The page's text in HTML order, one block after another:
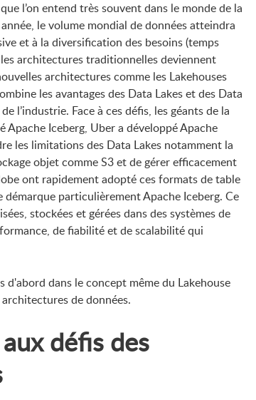
l’on entend très souvent dans le monde de la
le volume mondial de données atteindra
et à la diversification des besoins (temps
architectures traditionnelles deviennent
architectures comme les Lakehouses
les avantages des Data Lakes et des Data
l’industrie. Face à ces défis, les géants de la
Iceberg, Uber a développé Apache
les limitations des Data Lakes notamment la
objet comme S3 et de gérer efficacement
ont rapidement adopté ces formats de table
particulièrement Apache Iceberg. Ce
stockées et gérées dans des systèmes de
de fiabilité et de scalabilité qui
dans le concept même du Lakehouse
de données.
défis des